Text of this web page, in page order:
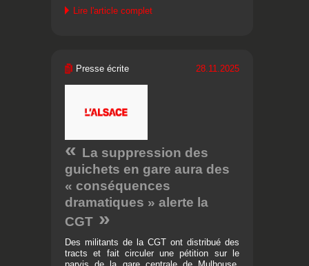
Lire l'article complet
Presse écrite 28.11.2025
La suppression des
guichets en gare aura des
« conséquences
dramatiques » alerte la
CGT
Des militants de la CGT ont distribué des
tracts et fait circuler une pétition sur le